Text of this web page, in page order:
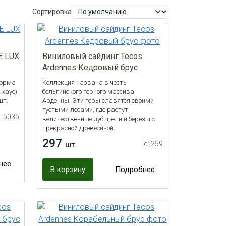
Сортировка
LUX
5035
Виниловый сайдинг Tecos
Ardennes Кедровый брус
Коллекция названа в честь
бельгийского горного массива
Арденны. Эти горы славятся своими
густыми лесами, где растут
величественные дубы, ели и березы с
прекрасной древесиной.
297 шт. id: 259
В корзину Подробнее